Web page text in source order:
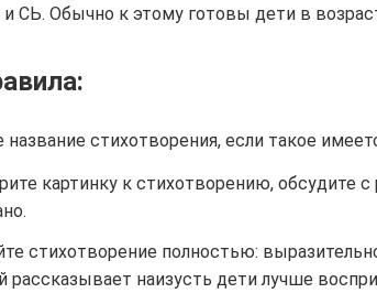
и СЬ. Обычно к этому готовы дети в
название стихотворения, если такое
картинку к стихотворению, обсудите
стихотворение полностью:
рассказывает наизусть дети лучше